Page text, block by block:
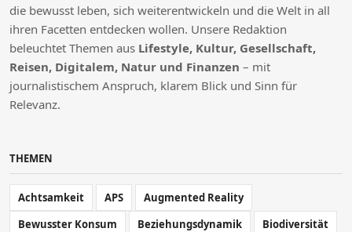
die bewusst leben, sich weiterentwickeln und die Welt in all
ihren Facetten entdecken wollen. Unsere Redaktion
beleuchtet Themen aus Lifestyle, Kultur, Gesellschaft,
Reisen, Digitalem, Natur und Finanzen – mit
journalistischem Anspruch, klarem Blick und Sinn für
Relevanz.
THEMEN
Achtsamkeit APS
Augmented Reality
Bewusster Konsum
Beziehungsdynamik
Biodiversität